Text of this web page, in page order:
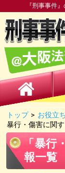
『刑事事件
トップ > お役立
暴行・傷害に関
「暴行
報一覧